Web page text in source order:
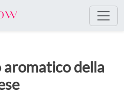
aromatico della